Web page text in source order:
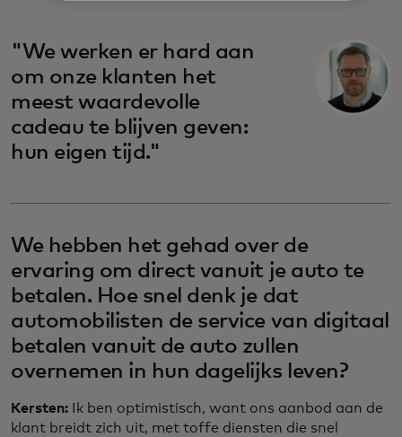
"We werken er hard aan
om onze klanten het
meest waardevolle
cadeau te blijven geven:
hun eigen tijd."
We hebben het gehad over de
ervaring om direct vanuit je auto te
betalen. Hoe snel denk je dat
automobilisten de service van digitaal
betalen vanuit de auto zullen
overnemen in hun dagelijks leven?
Kersten: Ik ben optimistisch, want ons aanbod aan de
klant breidt zich uit, met toffe diensten die snel